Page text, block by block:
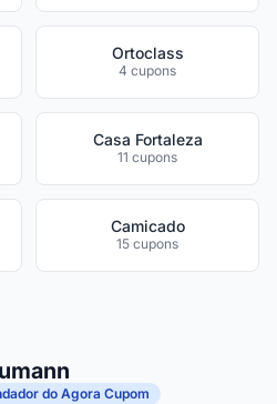
Ortoclass
4 cupons
Casa Fortaleza
11 cupons
Camicado
15 cupons
do Agora Cupom